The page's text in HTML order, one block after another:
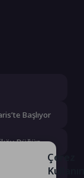
Başlıyor
Düğün
oldu
Çerez